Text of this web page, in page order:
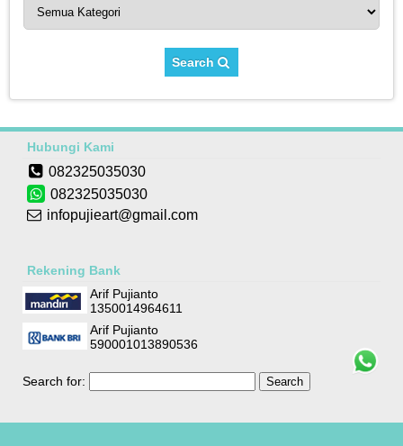
Search
Hubungi Kami
082325035030
082325035030
infopujieart@gmail.com
Rekening Bank
Arif Pujianto
1350014964611
Arif Pujianto
590001013890536
Search for: